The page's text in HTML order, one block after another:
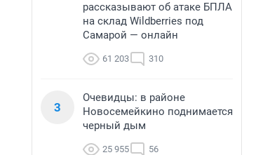
рассказывают об атаке БПЛА
на склад Wildberries под
Самарой — онлайн
61 203 310
3
Очевидцы: в районе
Новосемейкино поднимается
черный дым
25 955 56